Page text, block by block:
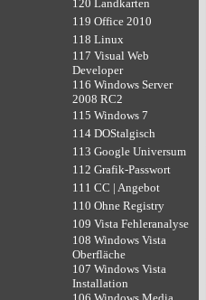
120 Landkarten
119 Office 2010
118 Linux
117 Visual Web
Developer
116 Windows Server
2008 RC2
115 Windows 7
114 DOStalgisch
113 Google Universum
112 Grafik-Passwort
111 CC | Angebot
110 Ohne Registry
109 Vista Fehleranalyse
108 Windows Vista
Oberfläche
107 Windows Vista
Installation